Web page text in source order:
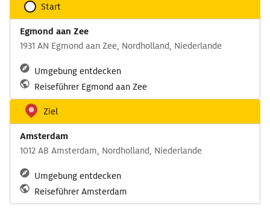
Start
Egmond aan Zee
1931 AN Egmond aan Zee, Nordholland, Niederlande
Umgebung entdecken
Reiseführer Egmond aan Zee
Ziel
Amsterdam
1012 AB Amsterdam, Nordholland, Niederlande
Umgebung entdecken
Reiseführer Amsterdam